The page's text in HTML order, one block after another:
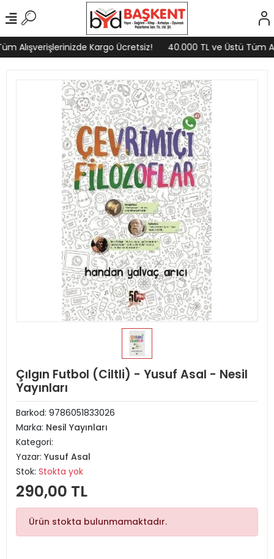
Alışverişlerinizde Kargo Ücretsiz! 40.000 TL ve Üstü Tüm
Çılgın Futbol (Ciltli) - Yusuf Asal - Nesil
Yayınları
Barkod: 9786051833026
Marka: Nesil Yayınları
Kategori:
Yazar: Yusuf Asal
Stok: Stokta yok
290,00 TL
Ürün stokta bulunmamaktadır.